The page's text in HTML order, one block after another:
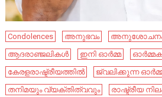
Condolences അനുഭവം
ആദരാഞ്ജലികൾ
ഇനി ഓർമ്മ
കേരളരാഷ്ട്രീയത്തിൽ
ജ്വലിക്കുന്ന
തനിമയും വ്യക്തിത്വവും
രാഷ്ട്രീയ